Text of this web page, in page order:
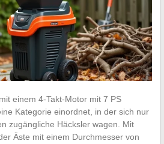
einem 4-Takt-Motor mit 7 PS
Kategorie einordnet, in der sich nur
zugängliche Häcksler wagen. Mit
Äste mit einem Durchmesser von